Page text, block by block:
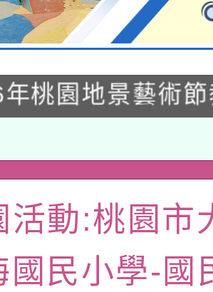
8月22日(星期六
孔廟祈福系列
桃園地景藝術
桃園藝術巡演
育部國民及學前
灣師範大學辦理
康促進學校輔導
研習」實施計畫
族教育政策研討
國際趨勢與發展
育部國民及學前
政府教育局辦理
立臺灣師範大學
活動:桃園市
國民小學-國